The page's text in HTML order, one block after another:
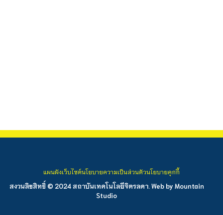
สงวนลิขสิทธิ์ © 2024 สถาบันเทคโนโลยีจิตรลดา. Web by Mountain
Studio
แผนผังเว็บไซต์นโยบายความเป็นส่วนตัวนโยบายคุกกี้